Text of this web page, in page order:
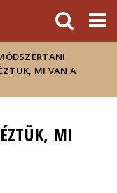
MI VAN A
MI